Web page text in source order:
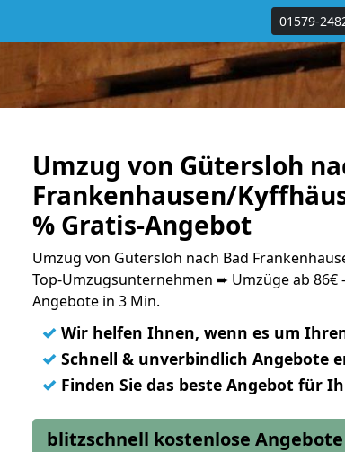
01579-
Umzug von Gütersloh
Frankenhausen/
% Gratis-Angebot
Umzug von Gütersloh nach Bad
Top-Umzugsunternehmen ➨ Umzüge ab 86€
Angebote in 3 Min.
✓ Wir helfen Ihnen, wenn es um
✓ Schnell & unverbindlich Angebote
✓ Finden Sie das beste Angebot für
blitzschnell kostenlose